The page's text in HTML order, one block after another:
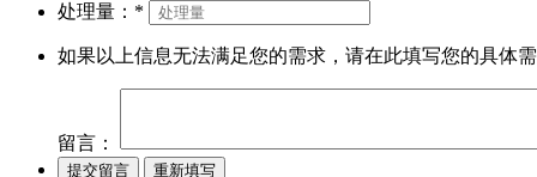
处理量： *
如果以上信息无法满足您的需求，请在此填写您的具体
留言：